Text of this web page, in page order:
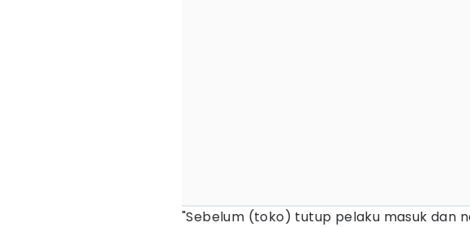
"Sebelum (toko) tutup pelaku masuk dan